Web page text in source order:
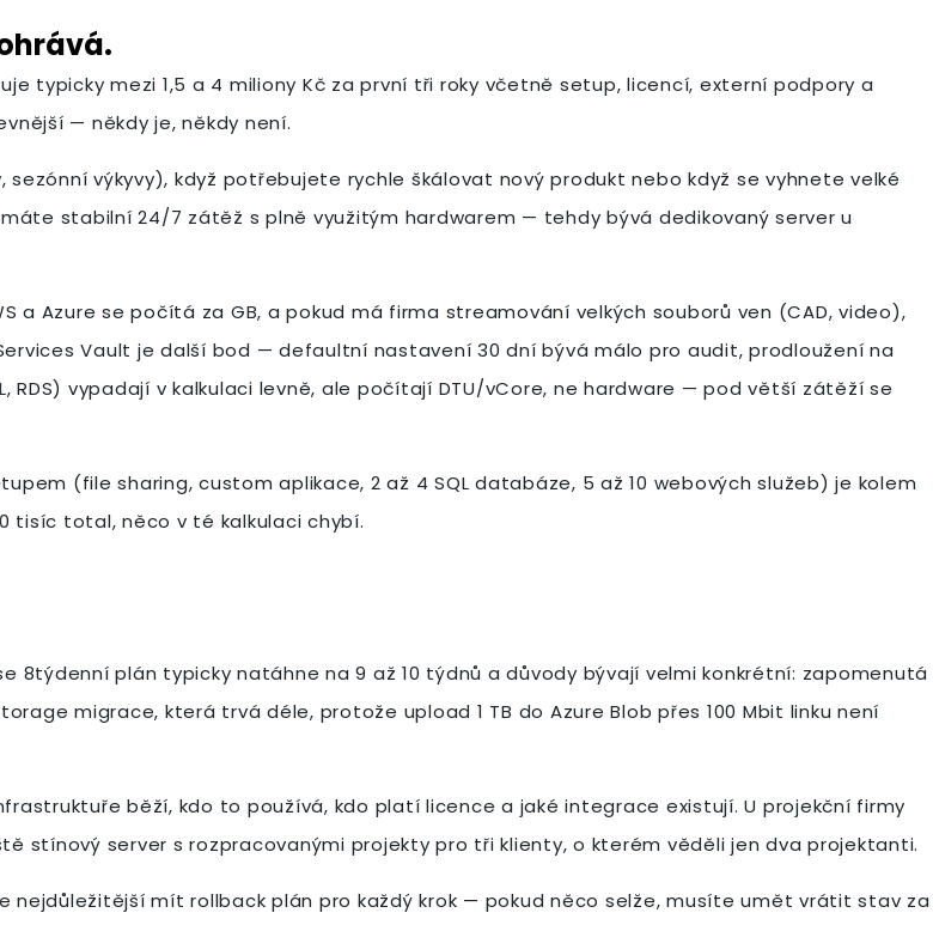
typicky mezi 1,5 a 4 miliony Kč za první tři roky včetně setup, licencí, externí podpory a
— někdy je, někdy není.
výkyvy), když potřebujete rychle škálovat nový produkt nebo když se vyhnete velké
stabilní 24/7 zátěž s plně využitým hardwarem — tehdy bývá dedikovaný server u
Azure se počítá za GB, a pokud má firma streamování velkých souborů ven (CAD, video),
Vault je další bod — defaultní nastavení 30 dní bývá málo pro audit, prodloužení na
vypadají v kalkulaci levně, ale počítají DTU/vCore, ne hardware — pod větší zátěží se
(file sharing, custom aplikace, 2 až 4 SQL databáze, 5 až 10 webových služeb) je kolem
tisíc total, něco v té kalkulaci chybí.
8týdenní plán typicky natáhne na 9 až 10 týdnů a důvody bývají velmi konkrétní: zapomenutá
migrace, která trvá déle, protože upload 1 TB do Azure Blob přes 100 Mbit linku není
běží, kdo to používá, kdo platí licence a jaké integrace existují. U projekční firmy
stínový server s rozpracovanými projekty pro tři klienty, o kterém věděli jen dva projektanti.
mít rollback plán pro každý krok — pokud něco selže, musíte umět vrátit stav za